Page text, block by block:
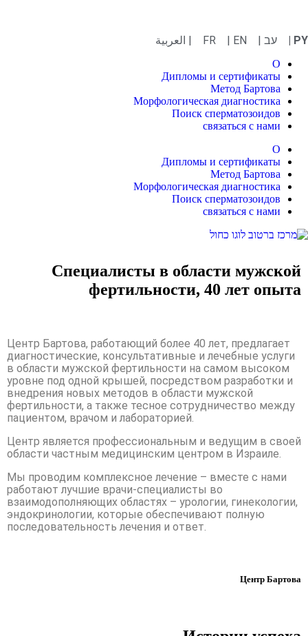
PY | עב | EN |
FR | العربية
О
Дипломы и сертификаты
Метод Бартова
Морфологическая диагностика
Поиск сперматозоидов
связаться с нами
О
Дипломы и сертификаты
Метод Бартова
Морфологическая диагностика
Поиск сперматозоидов
связаться с нами
Специалисты в области мужской
фертильности, 40 лет опыта
Центр Бартова, работающий более 40 лет, предлагает
диагностические, консультативные и лечебные услуги
в области мужской фертильности на самом высоком
уровне под одной крышей, посредством разработки и
внедрения новых методов в области мужской
фертильности, а также тесное сотрудничество между
пациентом, врачом и лабораторией.
Центр является профессиональным и ведущим в своей
области частным медицинским центром в Израиле.
Мы проводим комплексное лечение – вместе с нами
работают лучшие врачи-специалисты во
взаимодополняющих областях – урологии, гинекологии,
эндокринологии, которые обеспечивают полную
последовательность лечения и ответ.
Центр Бартова